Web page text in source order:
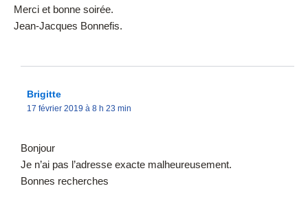
Merci et bonne soirée.
Jean-Jacques Bonnefis.
Brigitte
17 février 2019 à 8 h 23 min
Bonjour
Je n’ai pas l’adresse exacte malheureusement.
Bonnes recherches